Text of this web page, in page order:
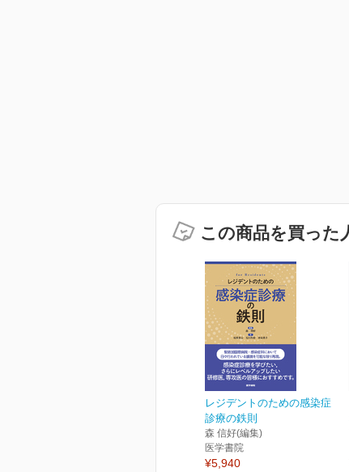
この商品を買った
レジデントのための感染症
診療の鉄則
森 信好(編集)
医学書院
¥5,940